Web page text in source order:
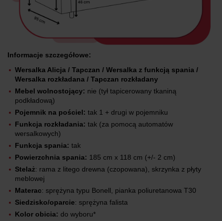
Informacje szczegółowe:
Wersalka Alicja / Tapczan / Wersalka z funkcją spania /
Wersalka rozkładana / Tapczan rozkładany
Mebel wolnostojący: nie (tył tapicerowany tkaniną
podkładową)
Pojemnik na pościel: tak 1 + drugi w pojemniku
Funkcja rozkładania: tak (za pomocą automatów
wersalkowych)
Funkcja spania: tak
Powierzchnia spania: 185 cm x 118 cm (+/- 2 cm)
Stelaż: rama z litego drewna (czopowana), skrzynka z płyty
meblowej
Materac: sprężyna typu Bonell, pianka poliuretanowa T30
Siedzisko/oparcie: sprężyna falista
Kolor obicia: do wyboru*